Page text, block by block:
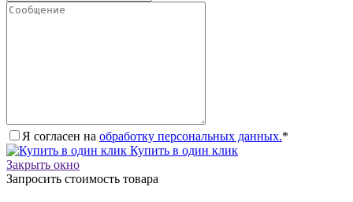
Я согласен на обработку персональных данных.*
Купить в один клик
Закрыть окно
Запросить стоимость товара